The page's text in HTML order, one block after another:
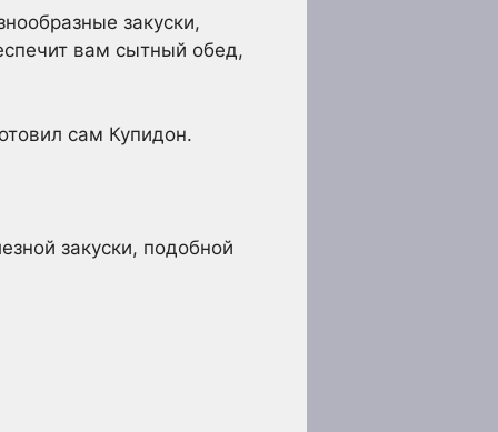
закуски,
вам сытный обед,
сам Купидон.
закуски, подобной